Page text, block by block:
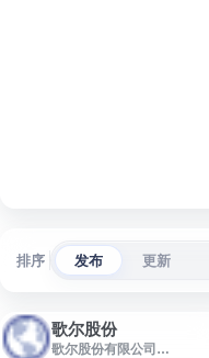
排序 发布 更新
歌尔股份
歌尔股份有限公司